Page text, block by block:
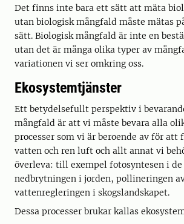
Det finns inte bara ett sätt att mäta
utan biologisk mångfald måste mätas
sätt. Biologisk mångfald är inte en
utan det är många olika typer av
variationen vi ser omkring oss.
Ekosystemtjänster
Ett betydelsefullt perspektiv i
mångfald är att vi måste bevara alla
processer som vi är beroende av för att
vatten och ren luft och allt annat vi
överleva: till exempel fotosyntesen i de
nedbrytningen i jorden, pollineringen
vattenregleringen i skogslandskapet.
Dessa processer brukar kallas